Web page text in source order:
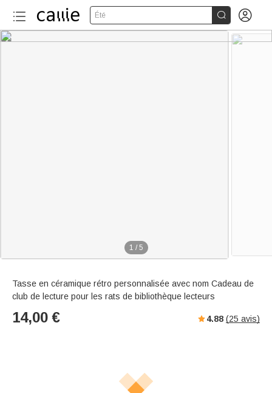
Été  
1 / 5
Tasse en céramique rétro personnalisée avec nom Cadeau de
club de lecture pour les rats de bibliothèque lecteurs
14,00 € 4.88 (25 avis)